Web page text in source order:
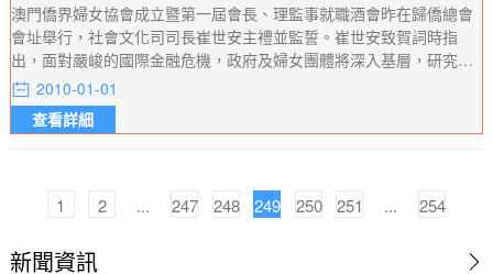
澳門僑界婦女協會成立暨第一屆會長、理監事就職酒會昨在歸僑總會
會址舉行，社會文化司司長崔世安主禮並監誓。崔世安致賀詞時指
出，面對嚴峻的國際金融危機，政府及婦女團體將深入基層，研究新
情況，冀能解決問題。鼓勵婦女團體建立信心，共度難關，盡力為婦
女兒童排難解困。
2010-01-01
查看詳細
1 2 ... 247 248 249 250 251 ... 254
新聞資訊